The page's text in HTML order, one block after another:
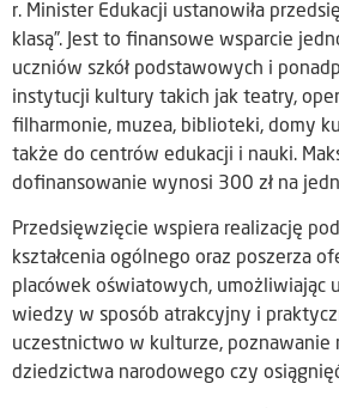
r. Minister Edukacji ustanowiła
klasą”. Jest to finansowe wsparcie
uczniów szkół podstawowych i
instytucji kultury takich jak teatry,
filharmonie, muzea, biblioteki, domy
także do centrów edukacji i nauki.
dofinansowanie wynosi 300 zł na
Przedsięwzięcie wspiera realizację
kształcenia ogólnego oraz poszerza
placówek oświatowych, umożliwiając
wiedzy w sposób atrakcyjny i
uczestnictwo w kulturze, poznawanie
dziedzictwa narodowego czy